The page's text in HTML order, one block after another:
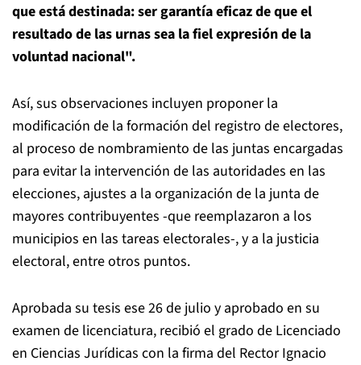
que está destinada: ser garantía eficaz de que el
resultado de las urnas sea la fiel expresión de la
voluntad nacional".
Así, sus observaciones incluyen proponer la
modificación de la formación del registro de electores,
al proceso de nombramiento de las juntas encargadas
para evitar la intervención de las autoridades en las
elecciones, ajustes a la organización de la junta de
mayores contribuyentes -que reemplazaron a los
municipios en las tareas electorales-, y a la justicia
electoral, entre otros puntos.
Aprobada su tesis ese 26 de julio y aprobado en su
examen de licenciatura, recibió el grado de Licenciado
en Ciencias Jurídicas con la firma del Rector Ignacio